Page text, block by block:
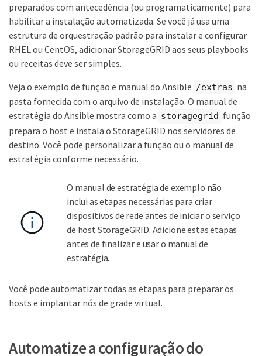
preparados com antecedência (ou programaticamente) para
habilitar a instalação automatizada. Se você já usa uma
estrutura de orquestração padrão para instalar e configurar
RHEL ou CentOS, adicionar StorageGRID aos seus playbooks
ou receitas deve ser simples.
Veja o exemplo de função e manual do Ansible /extras na
pasta fornecida com o arquivo de instalação. O manual de
estratégia do Ansible mostra como a storagegrid função
prepara o host e instala o StorageGRID nos servidores de
destino. Você pode personalizar a função ou o manual de
estratégia conforme necessário.
O manual de estratégia de exemplo não
inclui as etapas necessárias para criar
dispositivos de rede antes de iniciar o serviço
de host StorageGRID. Adicione estas etapas
antes de finalizar e usar o manual de
estratégia.
Você pode automatizar todas as etapas para preparar os
hosts e implantar nós de grade virtual.
Automatize a configuração do